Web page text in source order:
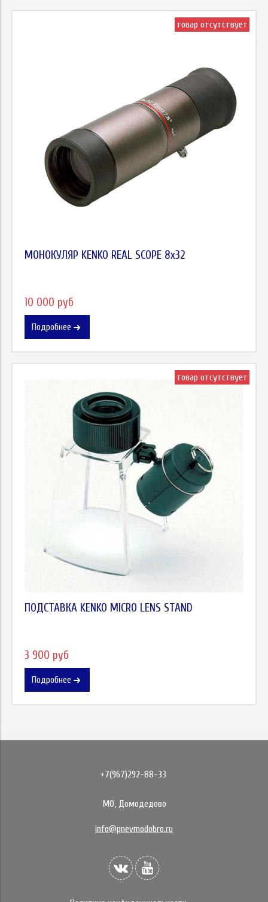
товар отсутствует
МОНОКУЛЯР KENKO REAL SCOPE 8x32
10 000 руб
Подробнее
товар отсутствует
ПОДСТАВКА KENKO MICRO LENS STAND
3 900 руб
Подробнее
+7(967)292-88-33
МО, Домодедово
info@pnevmodobro.ru